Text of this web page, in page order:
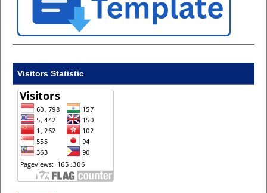
Visitors Statistic